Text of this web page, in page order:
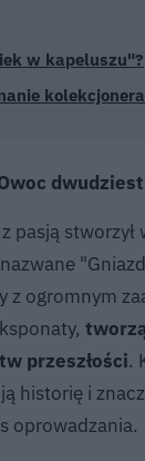
w kapeluszu"?
pasją stworzył
z ogromnym
przeszłości.
historię i
oprowadzania.